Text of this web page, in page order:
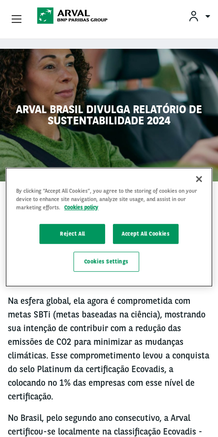
Pular para o conteúdo principal
ARVAL BRASIL DIVULGA RELATÓRIO DE
SUSTENTABILIDADE 2024
24 Oct 2025, by
Carlos Lopes
NO CAMINHO DA
SUSTENTABILIDADE
Na esfera global, ela agora é comprometida com
metas SBTi (metas baseadas na ciência), mostrando
sua intenção de contribuir com a redução das
emissões de CO2 para minimizar as mudanças
climáticas. Esse comprometimento levou a conquista
do selo Platinum da certificação Ecovadis, a
colocando no 1% das empresas com esse nível de
certificação.
No Brasil, pelo segundo ano consecutivo, a Arval
certificou-se localmente na classificação Ecovadis -
Conheça A Arval
By clicking “Accept All Cookies”, you agree to the storing of cookies on your
device to enhance site navigation, analyze site usage, and assist in our
marketing efforts.
Cookies policy
Reject All Accept All Cookies
Cookies Settings